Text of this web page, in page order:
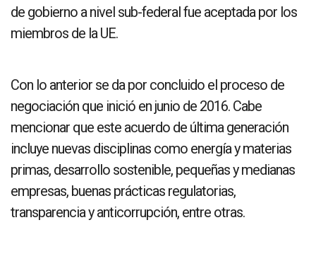
de gobierno a nivel sub-federal fue aceptada por los
miembros de la UE.
Con lo anterior se da por concluido el proceso de
negociación que inició en junio de 2016. Cabe
mencionar que este acuerdo de última generación
incluye nuevas disciplinas como energía y materias
primas, desarrollo sostenible, pequeñas y medianas
empresas, buenas prácticas regulatorias,
transparencia y anticorrupción, entre otras.